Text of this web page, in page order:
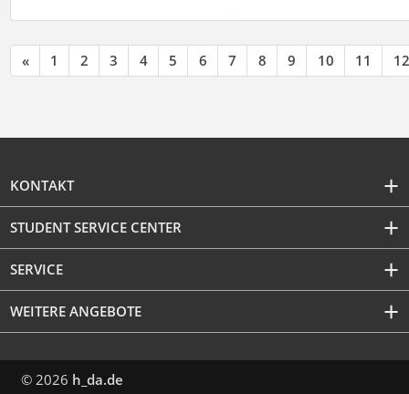
« 1 2 3 4 5 6 7 8 9 10 11 12
KONTAKT
STUDENT SERVICE CENTER
SERVICE
WEITERE ANGEBOTE
© 2026 h_da.de